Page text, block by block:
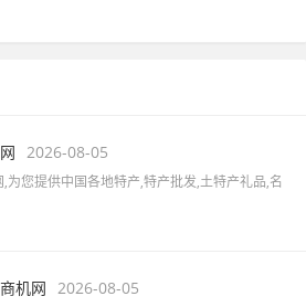
2026-08-05
为您提供中国各地特产,特产批发,土特产礼品,名
打造国内最大土特产线上交易市场!
机网 2026-08-05